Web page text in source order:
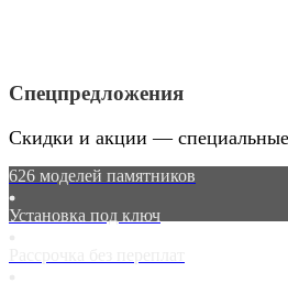
Спецпредложения
Скидки и акции — специальные
626 моделей памятников
Установка под ключ